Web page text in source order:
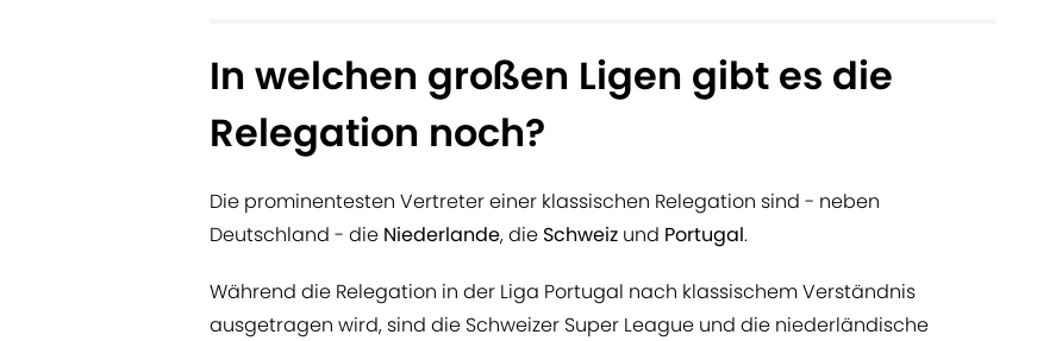
In welchen großen Ligen gibt es die
Relegation noch?
Die prominentesten Vertreter einer klassischen Relegation sind - neben
Deutschland - die Niederlande, die Schweiz und Portugal.
Während die Relegation in der Liga Portugal nach klassischem Verständnis
ausgetragen wird, sind die Schweizer Super League und die niederländische